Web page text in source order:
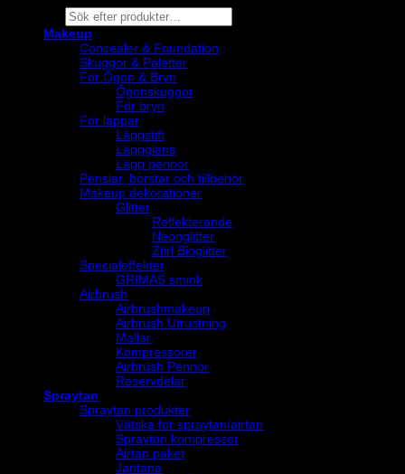
Products
search
Makeup
Concealer & Foundation
Skuggor & Paletter
För Ögon & Bryn
Ögonskuggor
För bryn
För läppar
Läppstift
Läppglans
Läpp pennor
Penslar, borstar och tillbehör
Makeup dekorationer
Glitter
Reflekterande
Neonglitter
Ztirl Bioglitter
Specialeffekter
GRIMAS smink
Airbrush
Airbrushmakeup
Airbrush Utrustning
Mallar
Kompressorer
Airbrush Pennor
Reservdelar
Spraytan
Spraytan produkter
Vätska för spraytan/airtan
Spraytan kompressor
Airtan paket
Jantana